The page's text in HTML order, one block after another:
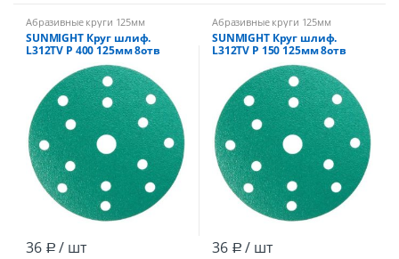
Абразивные круги 125мм
SUNMIGHT Круг шлиф.
L312TV Р 400 125мм 8отв
зеленый /100
36 Р / шт
Абразивные круги 125мм
SUNMIGHT Круг шлиф.
L312TV Р 150 125мм 8отв
зеленый /100
36 Р / шт